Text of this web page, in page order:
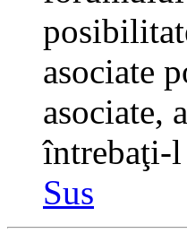
asociate
asociate,
întrebaţi-l
Sus